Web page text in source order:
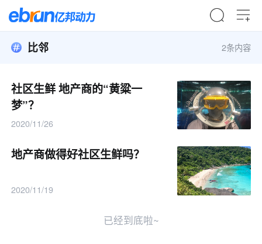
比邻 2条内容
社区生鲜 地产商的“黄粱一
梦”？
2020/11/26
地产商做得好社区生鲜吗？
2020/11/19
已经到底啦~